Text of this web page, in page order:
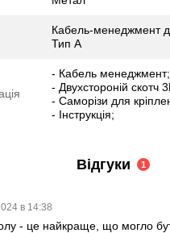
Кабель-менеджмент
Тип A
- Кабель менеджмент;
- Двухстороній скотч
- Саморізи для
- Інструкція;
Відгуки 1
в 14:38
- це найкраще, що могло